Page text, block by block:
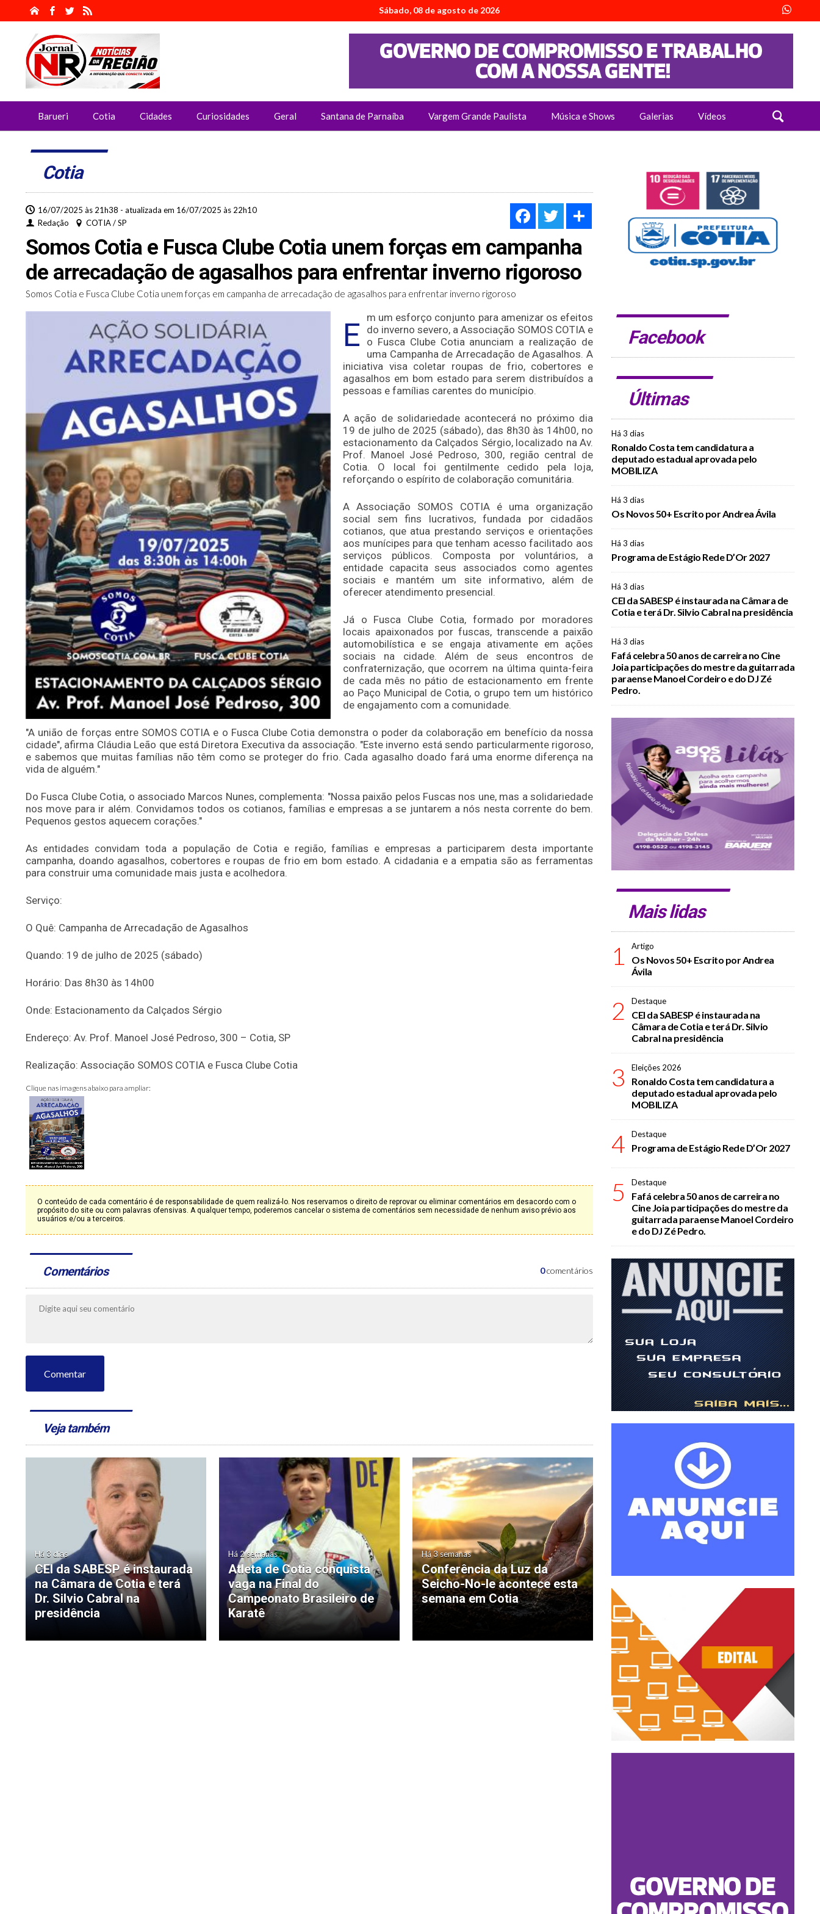
Sábado, 08 de agosto de 2026
Barueri Cotia Cidades Curiosidades Geral Santana de Parnaíba Vargem Grande Paulista Música e Shows Galerias Vídeos
Cotia
16/07/2025 às 21h38 - atualizada em 16/07/2025 às 22h10
Redação
COTIA / SP
FacebookTwitter
Somos Cotia e Fusca Clube Cotia unem forças em campanha
de arrecadação de agasalhos para enfrentar inverno rigoroso
Somos Cotia e Fusca Clube Cotia unem forças em campanha de arrecadação de agasalhos para enfrentar inverno rigoroso
E
m um esforço conjunto para amenizar os efeitos
do inverno severo, a Associação SOMOS COTIA e
o Fusca Clube Cotia anunciam a realização de
uma Campanha de Arrecadação de Agasalhos. A
iniciativa visa coletar roupas de frio, cobertores e
agasalhos em bom estado para serem distribuídos a
pessoas e famílias carentes do município.
A ação de solidariedade acontecerá no próximo dia
19 de julho de 2025 (sábado), das 8h30 às 14h00, no
estacionamento da Calçados Sérgio, localizado na Av.
Prof. Manoel José Pedroso, 300, região central de
Cotia. O local foi gentilmente cedido pela loja,
reforçando o espírito de colaboração comunitária.
A Associação SOMOS COTIA é uma organização
social sem fins lucrativos, fundada por cidadãos
cotianos, que atua prestando serviços e orientações
aos munícipes para que tenham acesso facilitado aos
serviços públicos. Composta por voluntários, a
entidade capacita seus associados como agentes
sociais e mantém um site informativo, além de
oferecer atendimento presencial.
Já o Fusca Clube Cotia, formado por moradores
locais apaixonados por fuscas, transcende a paixão
automobilística e se engaja ativamente em ações
sociais na cidade. Além de seus encontros de
confraternização, que ocorrem na última quinta-feira
de cada mês no pátio de estacionamento em frente
ao Paço Municipal de Cotia, o grupo tem um histórico
de engajamento com a comunidade.
"A união de forças entre SOMOS COTIA e o Fusca Clube Cotia demonstra o poder da colaboração em benefício da nossa
cidade", afirma Cláudia Leão que está Diretora Executiva da associação. "Este inverno está sendo particularmente rigoroso,
e sabemos que muitas famílias não têm como se proteger do frio. Cada agasalho doado fará uma enorme diferença na
vida de alguém."
Do Fusca Clube Cotia, o associado Marcos Nunes, complementa: "Nossa paixão pelos Fuscas nos une, mas a solidariedade
nos move para ir além. Convidamos todos os cotianos, famílias e empresas a se juntarem a nós nesta corrente do bem.
Pequenos gestos aquecem corações."
As entidades convidam toda a população de Cotia e região, famílias e empresas a participarem desta importante
campanha, doando agasalhos, cobertores e roupas de frio em bom estado. A cidadania e a empatia são as ferramentas
para construir uma comunidade mais justa e acolhedora.
Serviço:
O Quê: Campanha de Arrecadação de Agasalhos
Quando: 19 de julho de 2025 (sábado)
Horário: Das 8h30 às 14h00
Onde: Estacionamento da Calçados Sérgio
Endereço: Av. Prof. Manoel José Pedroso, 300 – Cotia, SP
Realização: Associação SOMOS COTIA e Fusca Clube Cotia
Clique nas imagens abaixo para ampliar:
O conteúdo de cada comentário é de responsabilidade de quem realizá-lo. Nos reservamos o direito de reprovar ou eliminar comentários em desacordo com o
propósito do site ou com palavras ofensivas. A qualquer tempo, poderemos cancelar o sistema de comentários sem necessidade de nenhum aviso prévio aos
usuários e/ou a terceiros.
Comentários 0comentários
Comentar
Veja também
Há 3 dias
CEI da SABESP é instaurada
na Câmara de Cotia e terá
Dr. Silvio Cabral na
presidência
Há 2 semanas
Atleta de Cotia conquista
vaga na Final do
Campeonato Brasileiro de
Karatê
Há 3 semanas
Conferência da Luz da
Seicho-No-Ie acontece esta
semana em Cotia
Facebook
Últimas
Há 3 dias
Ronaldo Costa tem candidatura a
deputado estadual aprovada pelo
MOBILIZA
Há 3 dias
Os Novos 50+ Escrito por Andrea Ávila
Há 3 dias
Programa de Estágio Rede D’Or 2027
Há 3 dias
CEI da SABESP é instaurada na Câmara de
Cotia e terá Dr. Silvio Cabral na presidência
Há 3 dias
Fafá celebra 50 anos de carreira no Cine
Joia participações do mestre da guitarrada
paraense Manoel Cordeiro e do DJ Zé
Pedro.
Mais lidas
1 Artigo
Os Novos 50+ Escrito por Andrea
Ávila
2 Destaque
CEI da SABESP é instaurada na
Câmara de Cotia e terá Dr. Silvio
Cabral na presidência
3 Eleições 2026
Ronaldo Costa tem candidatura a
deputado estadual aprovada pelo
MOBILIZA
4 Destaque
Programa de Estágio Rede D’Or 2027
5 Destaque
Fafá celebra 50 anos de carreira no
Cine Joia participações do mestre da
guitarrada paraense Manoel Cordeiro
e do DJ Zé Pedro.